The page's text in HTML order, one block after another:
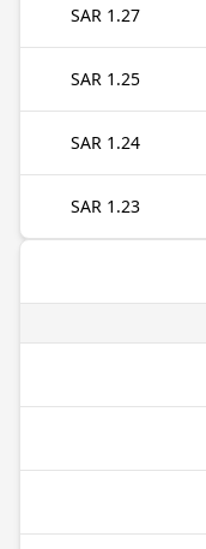
1.27 SAR
1.25 SAR
1.24 SAR
1.23 SAR